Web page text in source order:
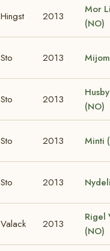
Hingst 2013
Mor
(NO)
Sto 2013
Sto 2013
(NO)
Sto 2013 Minti
Sto 2013
Valack 2013
Rigel
(NO)